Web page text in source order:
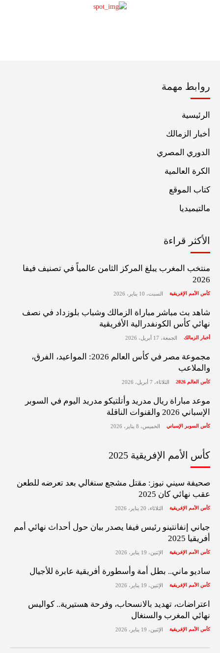
روابط مهمة
الرئيسية
أخبار الزمالك
الدوري المصري
الكرة العالمية
كتاب الموقع
مالتيميديا
الأكثر قراءة
منتخب المغرب يبلغ المركز الثامن عالمياً في تصنيف فيفا
2026
كأس الأمم الإفريقية السبت، 10 يناير، 2026
شاهد بث مباشر مباراة الزمالك وشباب بلوزداد في نصف
نهائي كأس الكونفدرالية الأفريقية
أخبار الزمالك الجمعة، 17 أبريل، 2026
مجموعة مصر في كأس العالم 2026: المواعيد، الفرق،
والملاعب
كأس العالم 2026 الثلاثاء، 7 أبريل، 2026
موعد مباراة ريال مدريد وأتلتيكو مدريد اليوم في السوبر
الإسباني 2026 والقنوات الناقلة
كأس السوبر الإسباني الخميس، 8 يناير، 2026
كأس الأمم الإفريقية 2025
صحيفة سيني نيوز: مقتل مشجع سنغالي بعد تعرضه للطعن
عقب نهائي كان 2025
كأس الأمم الإفريقية الثلاثاء، 20 يناير، 2026
جياني إنفانتينو رئيس فيفا يصدر بيان حول أحداث نهائي أمم
أفريقيا 2025
كأس الأمم الإفريقية الإثنين، 19 يناير، 2026
ساديو ماني.. بطل أمة وأسطورة أفريقية عابرة للأجيال
كأس الأمم الإفريقية الإثنين، 19 يناير، 2026
اعتراضات، تهديد بالانسحاب، وفرحة هستيرية.. كواليس
نهائي المغرب والسنغال
كأس الأمم الإفريقية الإثنين، 19 يناير، 2026